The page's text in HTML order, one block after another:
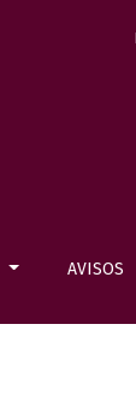
AVISOS